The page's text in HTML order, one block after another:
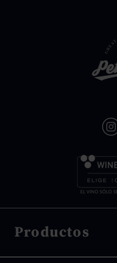
Productos